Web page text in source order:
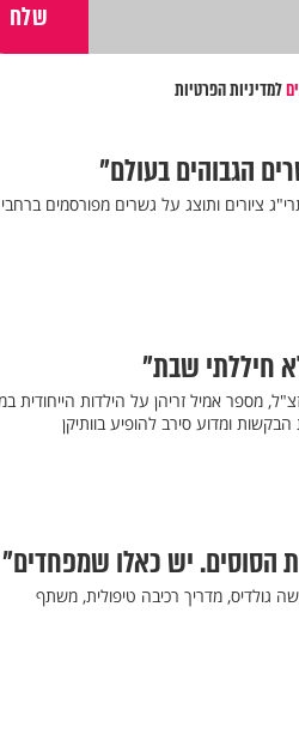
למדיניות הפרטיות
הגבוהים בעולם"
תרי"ג ציורים ותוצג על גשרים מפורסמים ברחבי
חיללתי שבת"
מספר אמיל זריהן על הילדות הייחודית
ומדוע סירב להופיע בוותיקן
הסוסים. יש כאלו שמפחדים"
גולדיס, מדריך רכיבה טיפולית, משתף